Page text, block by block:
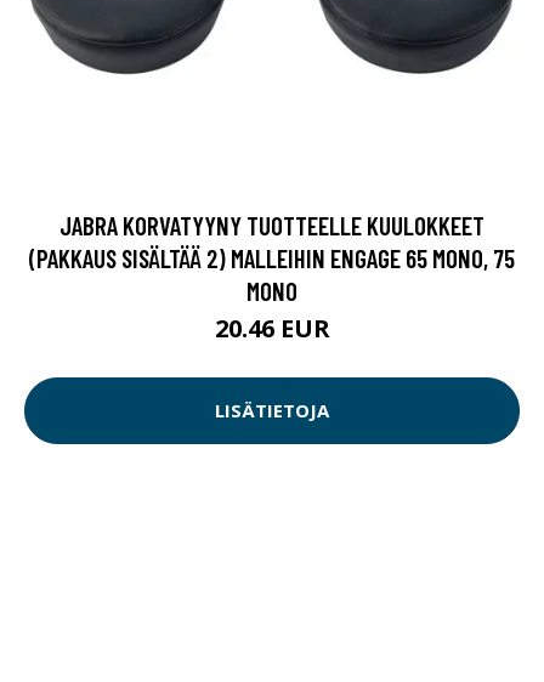
JABRA KORVATYYNY TUOTTEELLE KUULOKKEET
(PAKKAUS SISÄLTÄÄ 2) MALLEIHIN ENGAGE 65 MONO, 75
MONO
20.46 EUR
LISÄTIETOJA